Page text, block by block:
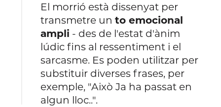
El morrió està dissenyat per
transmetre unto emocional
ampli - des de l'estat d'ànim
lúdic fins al ressentiment i el
sarcasme. Es poden utilitzar per
substituir diverses frases, per
exemple, "Això Ja ha passat en
algun lloc..".